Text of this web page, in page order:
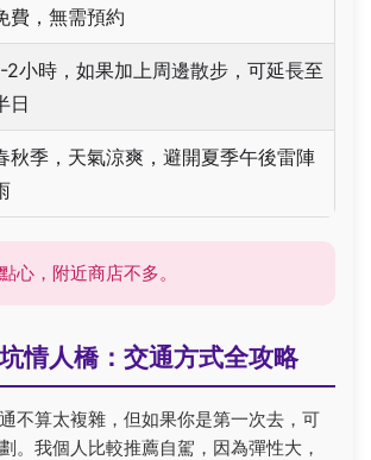
費，無需預約
2小時，如果加上周邊散步，可延長至
日
秋季，天氣涼爽，避開夏季午後雷陣
心，附近商店不多。
情人橋：交通方式全攻略
不算太複雜，但如果你是第一次去，可
。我個人比較推薦自駕，因為彈性大，